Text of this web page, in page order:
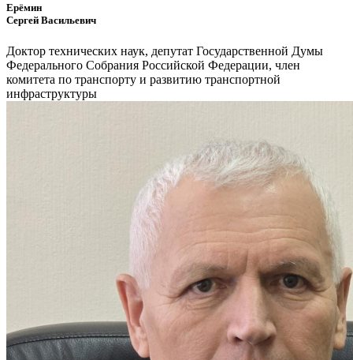
Ерёмин
Сергей Васильевич
Доктор технических наук, депутат Государственной Думы
Федерального Собрания Российской Федерации, член
комитета по транспорту и развитию транспортной
инфраструктуры